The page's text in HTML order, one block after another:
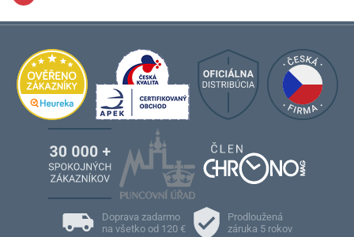
Doprava zadarmo
na všetko od 120 €
Prodloužená
záruka 5 rokov